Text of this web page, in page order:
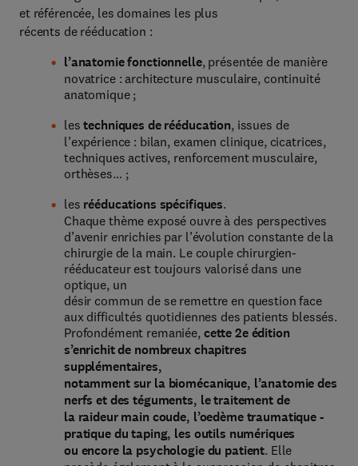
et référencée, les domaines les plus
récents de rééducation :
l’anatomie fonctionnelle, présentée de manière
novatrice : architecture musculaire, continuité
anatomique ;
lestechniques de rééducation, issues de
l’expérience : bilan, examen clinique, cicatrices,
techniques actives, renforcement musculaire,
orthèses… ;
les rééducations spécifiques.
Chaque thème exposé ouvre à des perspectives
d’avenir enrichies par l’évolution constante de la
chirurgie de la main. Le couple chirurgien-
rééducateur est toujours valorisé dans une
optique, un
désir commun de se remettre en question face
aux difficultés quotidiennes des patients blessés.
Profondément remaniée, cette 2e édition
s’enrichit de nombreux chapitres
supplémentaires,
notamment sur la biomécanique, l’anatomie des
nerfs et des téguments, le traitement de
la raideur main coude, l’oedème traumatique -
pratique du taping, les outils numériques
ou encore la psychologie du patient. Elle